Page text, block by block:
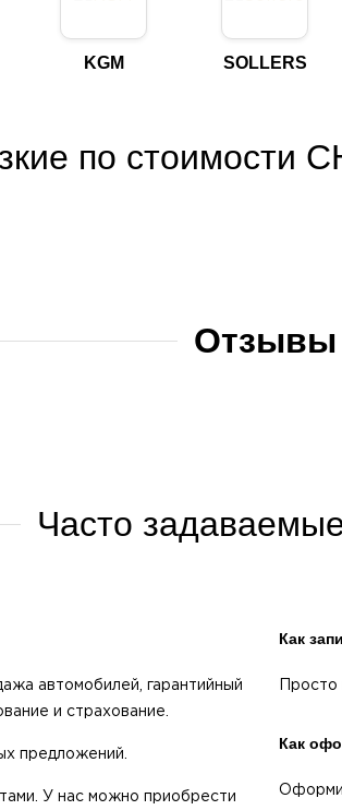
KGM SOLLERS
по стоимости
Отзывы
Часто
автомобилей, гарантийный
и страхование.
предложений.
У нас можно приобрести
Как
Просто
Как